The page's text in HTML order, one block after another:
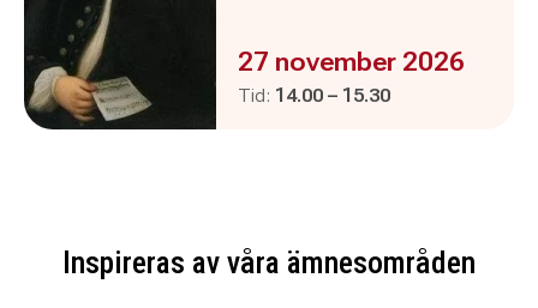
Evenemanget är :
27 november 2026
Tid: Pågår mellan
14.00 – och
15.30
Inspireras av våra ämnesområden